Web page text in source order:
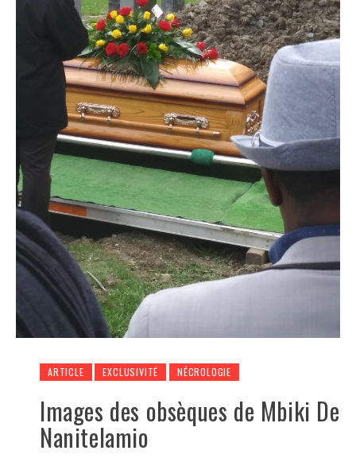
ARTICLE EXCLUSIVITÉ NÉCROLOGIE
Images des obsèques de Mbiki De
Nanitelamio